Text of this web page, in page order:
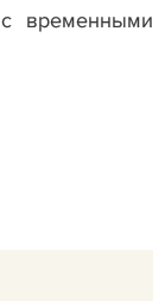
временными